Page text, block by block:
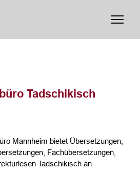
Tadschikisch
Mannheim bietet Übersetzungen,
Fachübersetzungen,
Tadschikisch an.